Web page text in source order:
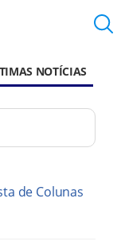
NOTÍCIAS
de Colunas